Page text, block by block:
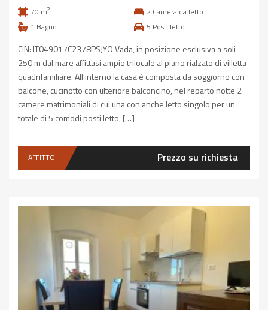
70 m2 2 Camera da letto
1 Bagno 5 Posti letto
CIN: IT049017C2378PSJYO Vada, in posizione esclusiva a soli
250 m dal mare affittasi ampio trilocale al piano rialzato di villetta
quadrifamiliare. All’interno la casa è composta da soggiorno con
balcone, cucinotto con ulteriore balconcino, nel reparto notte 2
camere matrimoniali di cui una con anche letto singolo per un
totale di 5 comodi posti letto, […]
AFFITTO Prezzo su richiesta